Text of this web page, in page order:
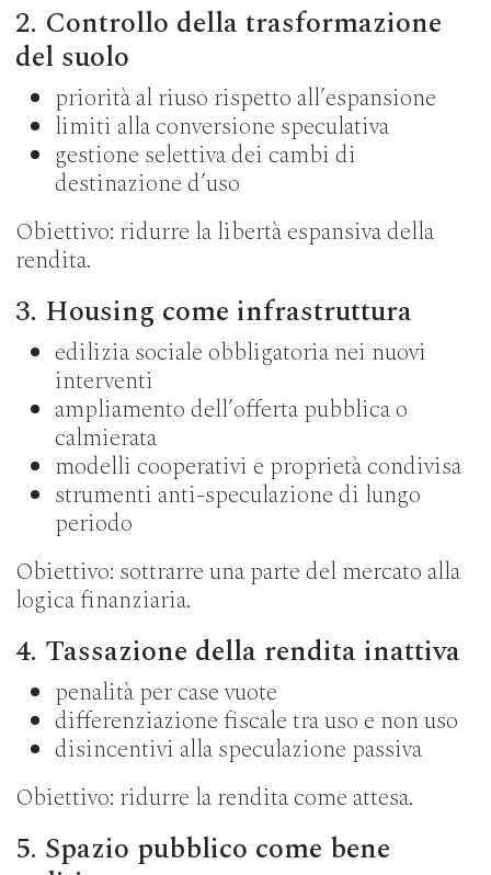
2. Controllo della trasformazione
del suolo
priorità al riuso rispetto all’espansione
limiti alla conversione speculativa
gestione selettiva dei cambi di
destinazione d’uso
Obiettivo: ridurre la libertà espansiva della
rendita.
3. Housing come infrastruttura
edilizia sociale obbligatoria nei nuovi
interventi
ampliamento dell’offerta pubblica o
calmierata
modelli cooperativi e proprietà condivisa
strumenti anti-speculazione di lungo
periodo
Obiettivo: sottrarre una parte del mercato alla
logica finanziaria.
4. Tassazione della rendita inattiva
penalità per case vuote
differenziazione fiscale tra uso e non uso
disincentivi alla speculazione passiva
Obiettivo: ridurre la rendita come attesa.
5. Spazio pubblico come bene